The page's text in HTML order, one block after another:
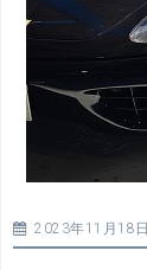
2023年11月18日